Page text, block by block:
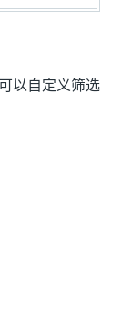
以自定义筛选